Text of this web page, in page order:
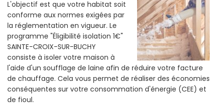
L'objectif est que votre habitat soit
conforme aux normes exigées par
la réglementation en vigueur. Le
programme "Éligibilité isolation 1€"
SAINTE-CROIX-SUR-BUCHY
consiste à isoler votre maison à
l'aide d'un soufflage de laine afin de réduire votre facture
de chauffage. Cela vous permet de réaliser des économies
conséquentes sur votre consommation d'énergie (CEE) et
de fioul.